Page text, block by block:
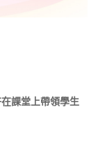
課堂上帶領學生